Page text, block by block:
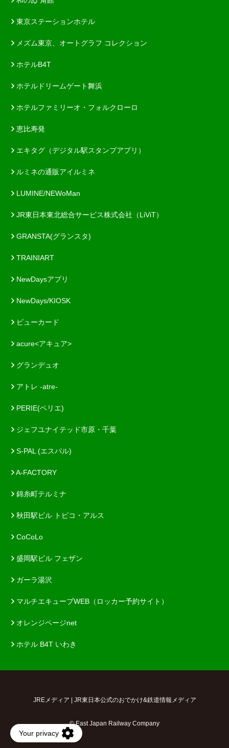
東京ステーションホテル
メズム東京、オートグラフ コレクション
ホテルB4T
ホテルドリームゲート舞浜
ホテルファミリーオ・フォルクローロ
恵比寿発
エキタグ（デジタル駅スタンプアプリ）
ルミネの通販アイルミネ
LUMINE/NEWoMan
JR東日本東北総合サービス株式会社（LiViT）
GRANSTA(グランスタ)
TRAINIART
NewDaysアプリ
NewDays/KIOSK
ビューカード
acure<アキュア>
グランデュオ
アトレ -atre-
PERIE(ペリエ)
ジェフユナイテッド市原・千葉
S-PAL (エスパル)
A-FACTORY
錦糸町テルミナ
秋田駅ビル トピコ・アルス
CoCoLo
盛岡駅ビル フェザン
ガーラ湯沢
マルチエキューブWEB（ロッカー予約サイト）
オレンジページnet
ホテル B4T いわき
JREメディア | JR東日本公式のおでかけ&鉄道情報メディア
© East Japan Railway Company